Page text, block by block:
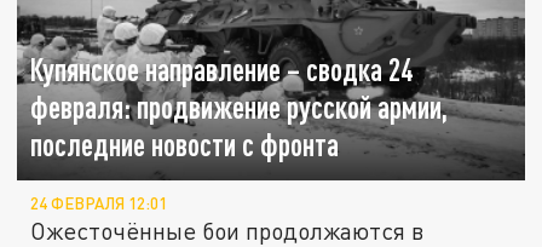
Купянское направление – сводка 24
февраля: продвижение русской армии,
последние новости с фронта
24 ФЕВРАЛЯ 12:01
Ожесточённые бои продолжаются в